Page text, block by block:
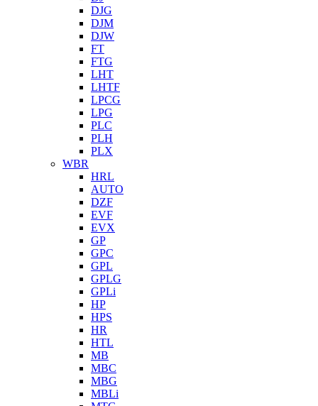
DJG
DJM
DJW
FT
FTG
LHT
LHTF
LPCG
LPG
PLC
PLH
PLX
WBR
HRL
AUTO
DZF
EVF
EVX
GP
GPC
GPL
GPLG
GPLi
HP
HPS
HR
HTL
MB
MBC
MBG
MBLi